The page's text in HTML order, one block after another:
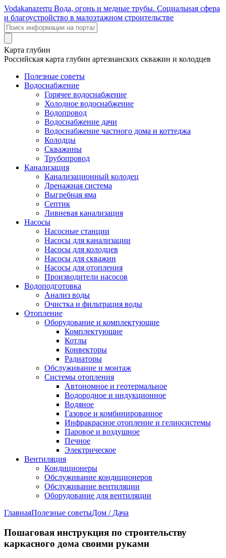
Vodakanazerru Вода, огонь и медные трубы. Социальная сфера
и благоустройство в малоэтажном строительстве
Карта глубин
Российская карта глубин артезианских скважин и колодцев
Полезные советы
Водоснабжение
Горячее водоснабжение
Холодное водоснабжение
Водопровод
Водоснабжение дачи
Водоснабжение частного дома и коттеджа
Колодцы
Скважины
Трубопровод
Канализация
Канализационный колодец
Дренажная система
Выгребная яма
Септик
Ливневая канализация
Насосы
Насосные станции
Насосы для канализации
Насосы для колодцев
Насосы для скважин
Насосы для отопления
Производители насосов
Водоподготовка
Анализ воды
Очистка и фильтрация воды
Отопление
Оборудование и комплектующие
Комплектующие
Котлы
Конвекторы
Радиаторы
Обслуживание и монтаж
Системы отопления
Автономное и геотермальное
Водородное и индукционное
Водяное
Газовое и комбинированное
Инфракрасное отопление и гелиосистемы
Паровое и воздушное
Печное
Электрическое
Вентиляция
Кондиционеры
Обслуживание кондиционеров
Обслуживание вентиляции
Оборудование для вентиляции
ГлавнаяПолезные советыДом / Дача
Пошаговая инструкция по строительству
каркасного дома своими руками